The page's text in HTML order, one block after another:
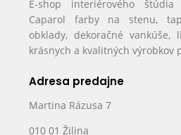
E-shop interiérového
Caparol farby na stenu,
obklady, dekoračné
krásnych a kvalitných výrobkov
Adresa predajne
Martina Rázusa 7
010 01 Žilina